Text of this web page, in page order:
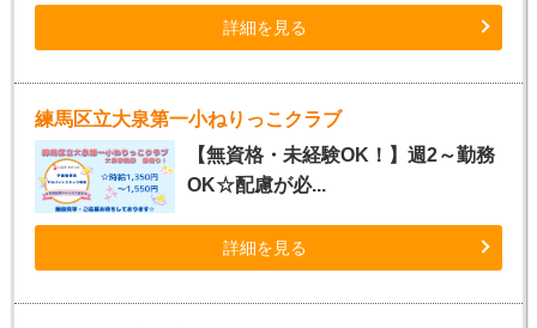
詳細を見る
練馬区立大泉第一小ねりっこクラブ
【無資格・未経験OK！】週2～勤務
OK☆配慮が必...
詳細を見る